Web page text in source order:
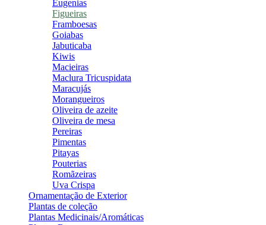
Eugenias
Figueiras
Framboesas
Goiabas
Jabuticaba
Kiwis
Macieiras
Maclura Tricuspidata
Maracujás
Morangueiros
Oliveira de azeite
Oliveira de mesa
Pereiras
Pimentas
Pitayas
Pouterias
Romãzeiras
Uva Crispa
Ornamentação de Exterior
Plantas de coleção
Plantas Medicinais/Aromáticas